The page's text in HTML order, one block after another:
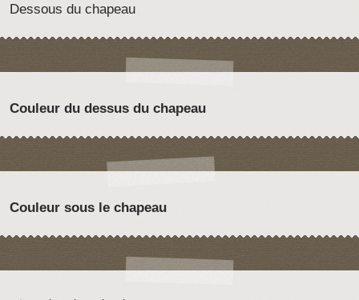
Dessous du chapeau
Couleur du dessus du chapeau
Couleur sous le chapeau